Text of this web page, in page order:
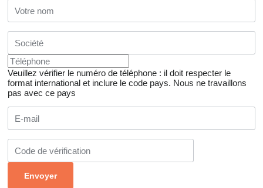
Veuillez vérifier le numéro de téléphone : il doit respecter le
format international et inclure le code pays. Nous ne travaillons
pas avec ce pays